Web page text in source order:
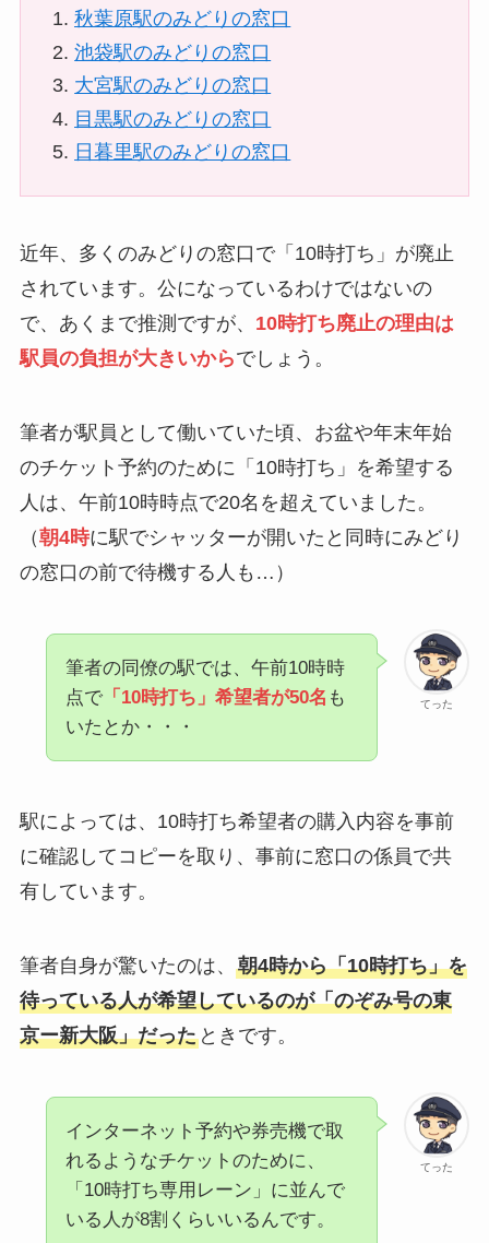
秋葉原駅のみどりの窓口
池袋駅のみどりの窓口
大宮駅のみどりの窓口
目黒駅のみどりの窓口
日暮里駅のみどりの窓口
近年、多くのみどりの窓口で「10時打ち」が廃止
されています。公になっているわけではないの
で、あくまで推測ですが、 10時打ち廃止の理由は
駅員の負担が大きいからでしょう。
筆者が駅員として働いていた頃、お盆や年末年始
のチケット予約のために「10時打ち」を希望する
人は、午前10時時点で20名を超えていました。
（朝4時に駅でシャッターが開いたと同時にみどり
の窓口の前で待機する人も…）
てった
筆者の同僚の駅では、午前10時時
点で「10時打ち」希望者が50名 も
いたとか・・・
駅によっては、10時打ち希望者の購入内容を事前
に確認してコピーを取り、事前に窓口の係員で共
有しています。
筆者自身が驚いたのは、 朝4時から「10時打ち」を
待っている人が希望しているのが「のぞみ号の東
京ー新大阪」だったときです。
てった
インターネット予約や券売機で取
れるようなチケットのために、
「10時打ち専用レーン」に並んで
いる人が8割くらいいるんです。